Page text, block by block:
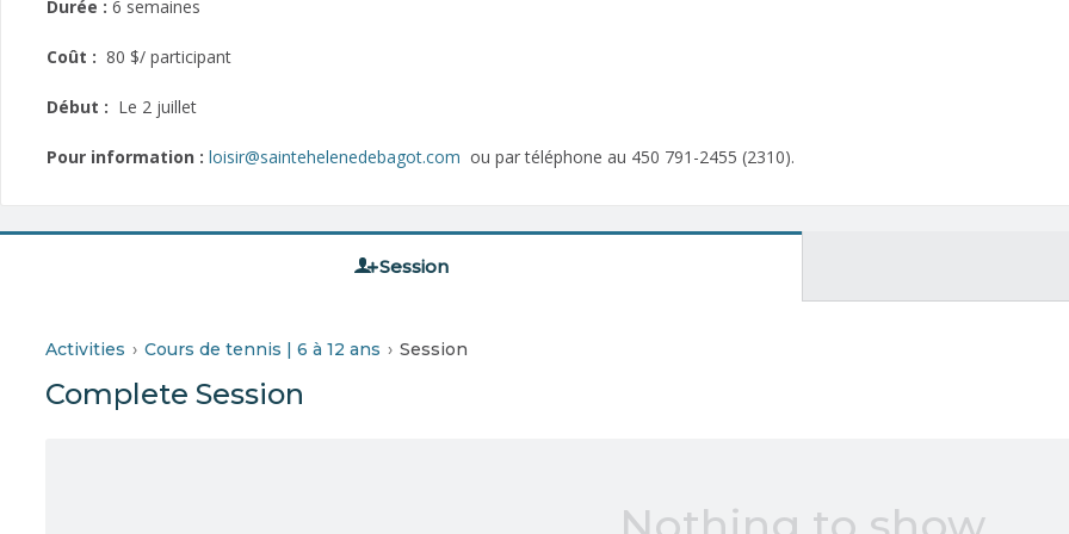
Durée : 6 semaines
Coût : 80 $/ participant
Début : Le 2 juillet
Pour information : loisir@saintehelenedebagot.com ou par téléphone au 450 791-2455 (2310).
Session
Activities Cours de tennis | 6 à 12 ans Session
Complete Session